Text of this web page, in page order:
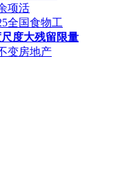
项活
全国食物工
度大残留限量
变房地产